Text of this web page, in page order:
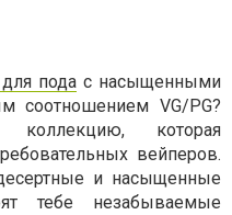
пода с насыщенными
соотношением VG/PG?
коллекцию, которая
вейперов.
и насыщенные
тебе незабываемые